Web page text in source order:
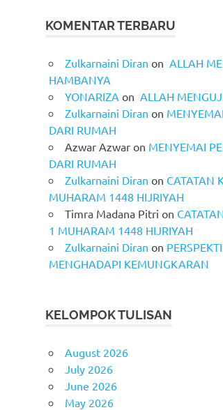
KOMENTAR TERBARU
Zulkarnaini Diran on ALLAH
HAMBANYA
YONARIZA on ALLAH
Zulkarnaini Diran on
DARI RUMAH
Azwar Azwar on MENYEMAI
DARI RUMAH
Zulkarnaini Diran on CATATAN
MUHARAM 1448 HIJRIYAH
Timra Madana Pitri on
1 MUHARAM 1448 HIJRIYAH
Zulkarnaini Diran on
MENGHADAPI KEMUNGKARAN
KELOMPOK TULISAN
August 2026
July 2026
June 2026
May 2026